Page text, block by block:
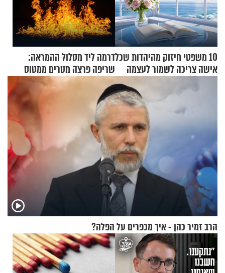
10 משפטי חיזוק מהיהדות שכל
אישה צריכה לשמור לעצמה
דרמה ליד מסלול ההמראה:
שריפה פרצה מטרים ממטוס
מלא בנוסעים
הרב זמיר כהן - איך מכפרים על הפלה?